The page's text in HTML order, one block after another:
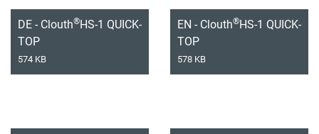
DE - Clouth®HS-1 QUICK-
TOP
574 KB
EN - Clouth®HS-1 QUICK-
TOP
578 KB